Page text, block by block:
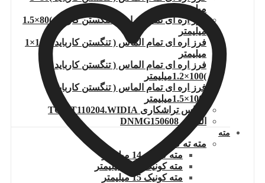
میلیمتر
فرز اره ای تمام الماس ( تنگستن کارباید )80×1.5
میلیمتر
فرز اره ای تمام الماس ( تنگستن کارباید )100×1
میلیمتر
فرز اره ای تمام الماس ( تنگستن کارباید
)100×1.2میلیمتر
فرز اره ای تمام الماس ( تنگستن کارباید
الماس تراشکاری TCMT110204.WIDIA
الماس DNMG150608
مته
مته ته کونیک
مته کونیک 14 میلیمتر
مته کونیک 14.5 میلیمتر
مته کونیک 15 میلیمتر